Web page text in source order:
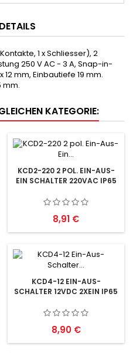
1 x Schliesser), 2
250 V AC - 3 A, Snap-in-
mm, Einbautiefe 19 mm.
mm.
KATEGORIE:
KCD2-220 2 POL. EIN-AUS-
EIN SCHALTER 220VAC IP65
Preis
8,91 €
KCD4-12 EIN-AUS-
SCHALTER 12VDC 2XEIN IP65
Preis
8,90 €